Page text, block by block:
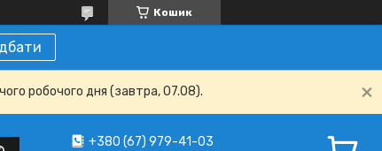
Кошик
робочого дня (завтра, 07.08).
+380 (67) 979-41-03